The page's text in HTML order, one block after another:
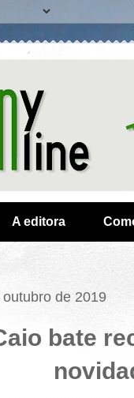
A editora
de 2019
bate